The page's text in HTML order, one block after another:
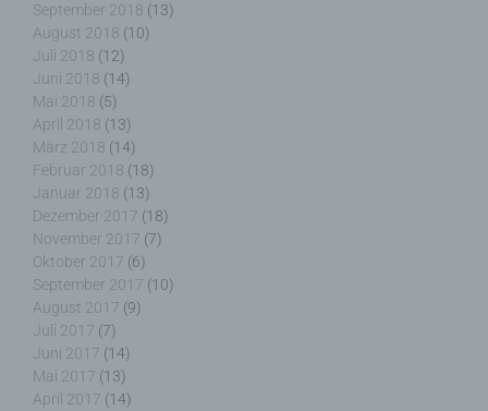
September 2018 (13)
August 2018 (10)
Juli 2018 (12)
Juni 2018 (14)
Mai 2018 (5)
April 2018 (13)
März 2018 (14)
Februar 2018 (18)
Januar 2018 (13)
Dezember 2017 (18)
November 2017 (7)
Oktober 2017 (6)
September 2017 (10)
August 2017 (9)
Juli 2017 (7)
Juni 2017 (14)
Mai 2017 (13)
April 2017 (14)
der unmittelbaren Verantwortung des
Verantwortlichen oder des Auftragsverarbeiters
befugt sind, die personenbezogenen Daten zu
verarbeiten.
k) Einwilligung
Einwilligung ist jede von der betroffenen Person
freiwillig für den bestimmten Fall in informierter
Weise und unmissverständlich abgegebene
Willensbekundung in Form einer Erklärung oder
einer sonstigen eindeutigen bestätigenden
Handlung, mit der die betroffene Person zu
verstehen gibt, dass sie mit der Verarbeitung der
sie betreffenden personenbezogenen Daten